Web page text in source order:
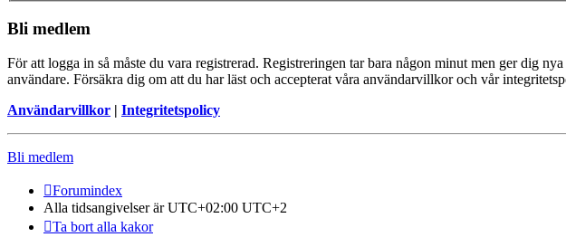
Bli medlem
För att logga in så måste du vara registrerad. Registreringen tar bara någon minut men ger dig
användare. Försäkra dig om att du har läst och accepterat våra användarvillkor och vår
Användarvillkor | Integritetspolicy
Bli medlem
Forumindex
Alla tidsangivelser är UTC+02:00 UTC+2
Ta bort alla kakor